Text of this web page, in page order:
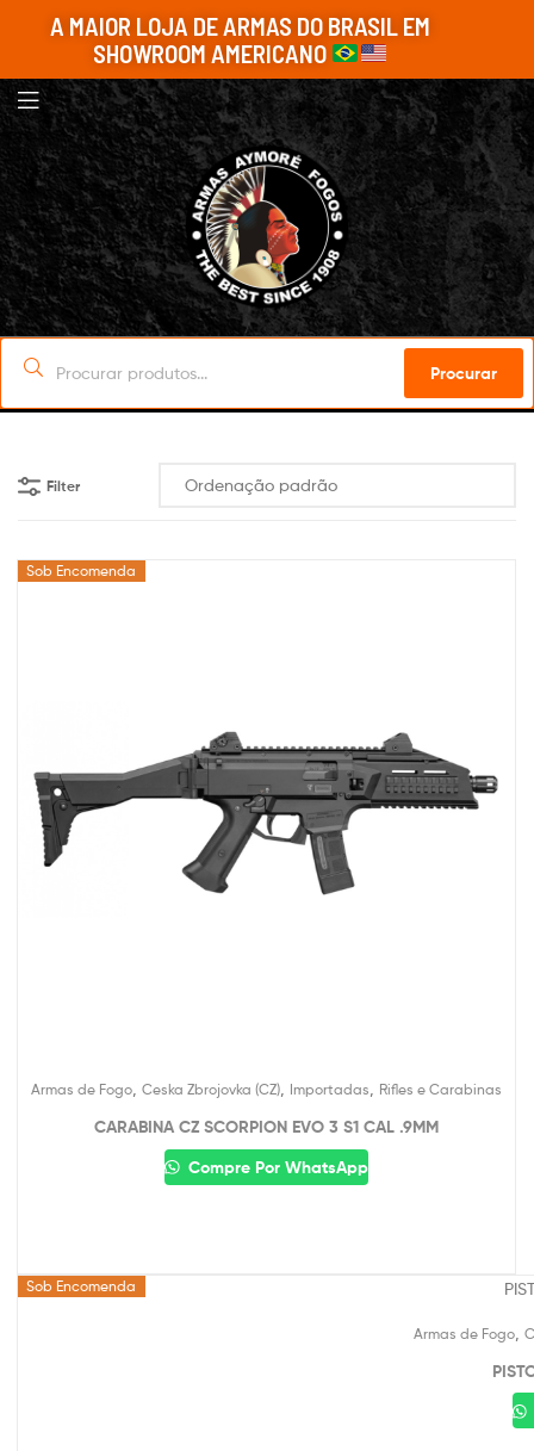
A MAIOR LOJA DE ARMAS DO BRASIL EM
SHOWROOM AMERICANO
Procurar
Filter
Sob Encomenda
Armas de Fogo Ceska Zbrojovka (CZ) Importadas Rifles e Carabinas
CARABINA CZ SCORPION EVO 3 S1 CAL .9MM
Compre Por WhatsApp
Sob Encomenda
Armas de Fogo,